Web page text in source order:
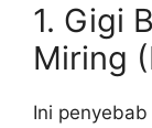
1. Gigi
Miring
Ini